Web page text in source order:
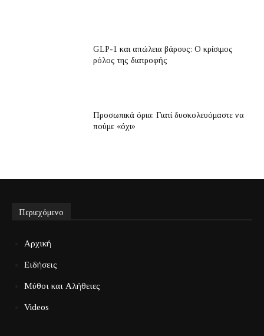
GLP-1 και απώλεια βάρους: Ο κρίσιμος
ρόλος της διατροφής
Προσωπικά όρια: Γιατί δυσκολευόμαστε να
πούμε «όχι»
Περιεχόμενο
Αρχική
Ειδήσεις
Μύθοι και Αλήθειες
Videos